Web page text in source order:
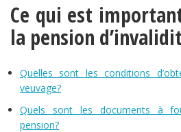
Ce qui est
la pension
Quelles sont les conditions
veuvage?
Quels sont les documents à
pension?